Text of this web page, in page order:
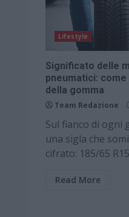
Lifestyle
Significato delle
pneumatici:
della gomma
Team Redazione
Sul fianco di ogni
una sigla che
cifrato: 185/65
Read More